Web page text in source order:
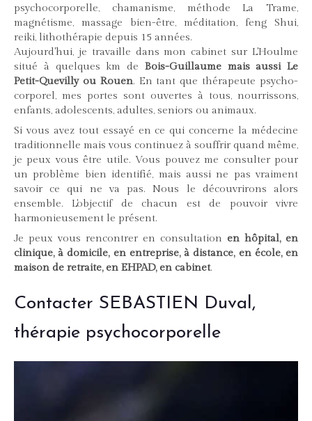
psychocorporelle, chamanisme, méthode La Trame,
magnétisme, massage bien-être, méditation, feng Shui,
reiki, lithothérapie depuis 15 années.
Aujourd'hui, je travaille dans mon cabinet sur L'Houlme
situé à quelques km de Bois-Guillaume mais aussi Le
Petit-Quevilly ou Rouen. En tant que thérapeute psycho-
corporel, mes portes sont ouvertes à tous, nourrissons,
enfants, adolescents, adultes, seniors ou animaux.
Si vous avez tout essayé en ce qui concerne la médecine
traditionnelle mais vous continuez à souffrir quand même,
je peux vous être utile. Vous pouvez me consulter pour
un problème bien identifié, mais aussi ne pas vraiment
savoir ce qui ne va pas. Nous le découvrirons alors
ensemble. L'objectif de chacun est de pouvoir vivre
harmonieusement le présent.
Je peux vous rencontrer en consultation en hôpital, en
clinique, à domicile, en entreprise, à distance, en école, en
maison de retraite, en EHPAD, en cabinet.
Contacter SEBASTIEN Duval,
thérapie psychocorporelle